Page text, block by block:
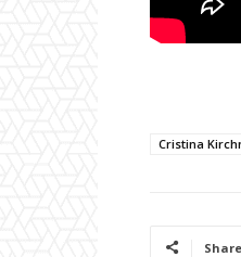
Cristina
Share